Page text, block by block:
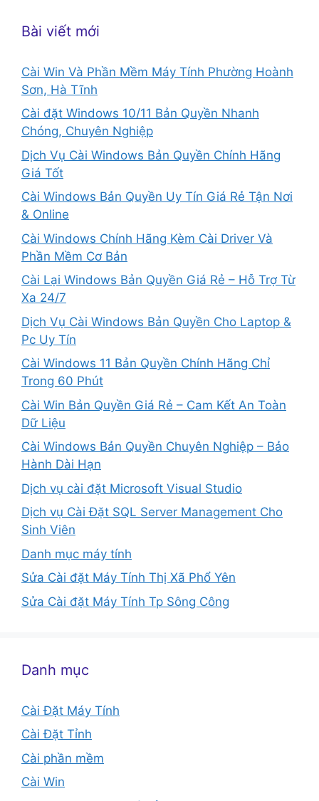
Bài viết mới
Cài Win Và Phần Mềm Máy Tính Phường Hoành
Sơn, Hà Tĩnh
Cài đặt Windows 10/11 Bản Quyền Nhanh
Chóng, Chuyên Nghiệp
Dịch Vụ Cài Windows Bản Quyền Chính Hãng
Giá Tốt
Cài Windows Bản Quyền Uy Tín Giá Rẻ Tận Nơi
& Online
Cài Windows Chính Hãng Kèm Cài Driver Và
Phần Mềm Cơ Bản
Cài Lại Windows Bản Quyền Giá Rẻ – Hỗ Trợ Từ
Xa 24/7
Dịch Vụ Cài Windows Bản Quyền Cho Laptop &
Pc Uy Tín
Cài Windows 11 Bản Quyền Chính Hãng Chỉ
Trong 60 Phút
Cài Win Bản Quyền Giá Rẻ – Cam Kết An Toàn
Dữ Liệu
Cài Windows Bản Quyền Chuyên Nghiệp – Bảo
Hành Dài Hạn
Dịch vụ cài đặt Microsoft Visual Studio
Dịch vụ Cài Đặt SQL Server Management Cho
Sinh Viên
Danh mục máy tính
Sửa Cài đặt Máy Tính Thị Xã Phổ Yên
Sửa Cài đặt Máy Tính Tp Sông Công
Danh mục
Cài Đặt Máy Tính
Cài Đặt Tỉnh
Cài phần mềm
Cài Win